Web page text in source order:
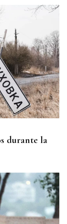
durante la